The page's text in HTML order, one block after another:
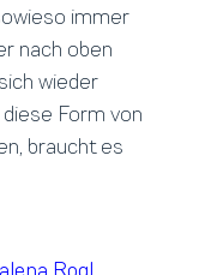
immer
nach oben
wieder
Form von
braucht es